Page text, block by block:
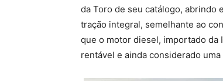
da Toro de seu catálogo, abrindo
tração integral, semelhante ao
que o motor diesel, importado da
rentável e ainda considerado uma